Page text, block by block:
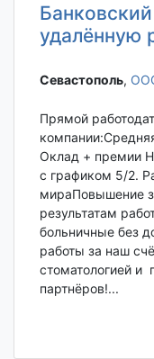
удалённую
Севастополь‎,
Прямой
Оклад + премии
с графиком 5/2.
мираПовышение
результатам
больничные без
работы за наш
стоматологией и
партнёров!...